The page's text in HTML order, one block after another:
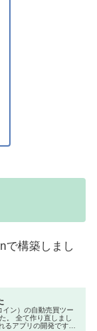
で構築しまし
イン）の自動売買ツー
。 全て作り直しまし
るアプリの開発です。